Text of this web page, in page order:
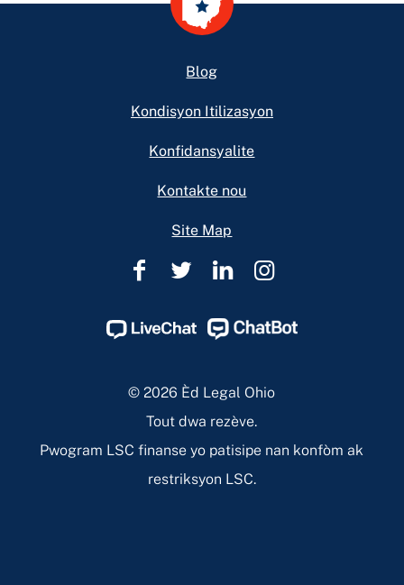
Blog
Kondisyon Itilizasyon
Konfidansyalite
Kontakte nou
Site Map
Èd
Ohio
Page
Èd
Ohio
Page
Èd
Ohio
Page
Èd
Ohio
Page
© 2026 Èd Legal Ohio
Tout dwa rezève.
Pwogram LSC finanse yo patisipe nan konfòm ak
restriksyon LSC.